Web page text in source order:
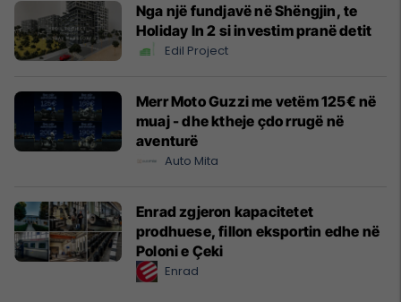
Nga një fundjavë në Shëngjin, te
Holiday In 2 si investim pranë detit
Edil Project
Merr Moto Guzzi me vetëm 125€ në
muaj - dhe ktheje çdo rrugë në
aventurë
Auto Mita
Enrad zgjeron kapacitetet
prodhuese, fillon eksportin edhe në
Poloni e Çeki
Enrad